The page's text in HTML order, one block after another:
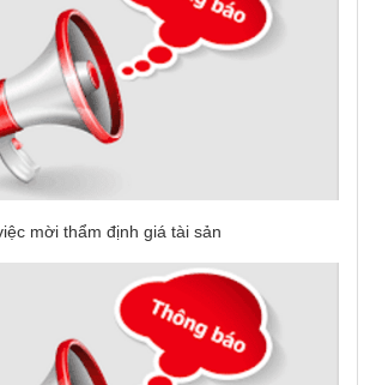
mời thẩm định giá tài sản